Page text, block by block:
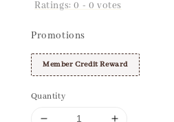
Ratings:0 - 0 votes
Promotions
Member Credit Reward
Quantity